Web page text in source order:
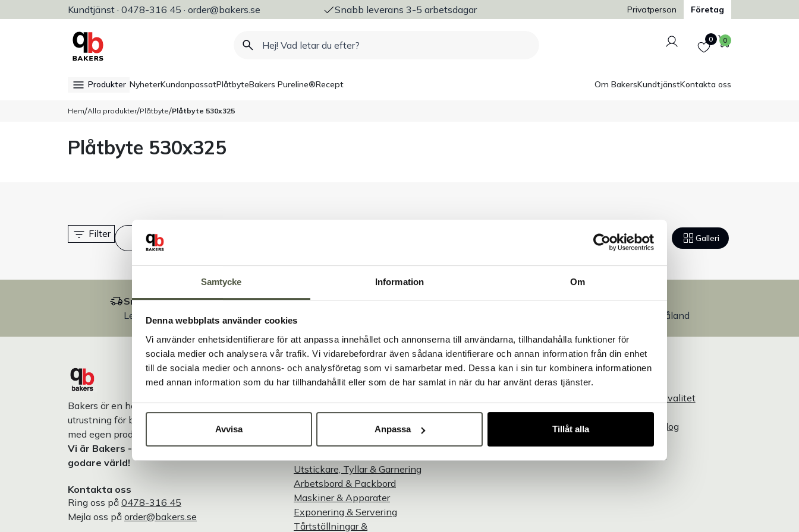
Samtycke Information Om
Denna webbplats använder cookies
Vi använder enhetsidentifierare för att anpassa innehållet och annonserna till användarna, tillhandahålla funktioner för
sociala medier och analysera vår trafik. Vi vidarebefordrar även sådana identifierare och annan information från din enhet
till de sociala medier och annons- och analysföretag som vi samarbetar med. Dessa kan i sin tur kombinera informationen
med annan information som du har tillhandahållit eller som de har samlat in när du har använt deras tjänster.
Avvisa Anpassa Tillåt alla
Kundtjänst · 0478-316 45 · order@bakers.se
Allt för bageri, konditori & restaurang Snabb leverans 3-5 arbetsdagar Trygg och säker betalning
Privatperson Företag
Logga in
Favoriter
0 Varukorg
0
Produkter NyheterKundanpassatPlåtbyteBakers Pureline®Recept Om BakersKundtjänstKontakta oss
Hem/Alla produkter/Plåtbyte/Plåtbyte 530x325
Plåtbyte 530x325
Filter Lista Galleri
Snabb leverans
Leverans inom 3-5 arbetsdagar.
Brett sortiment
Egen produktion
Designat och tillverkat i Småland
Bakers är en helhetsleverantör av professionell
utrustning för bageri, konditori och restaurang –
med egen produktion i Småland.
Vi är Bakers - Tillsammans skapar vi en
godare värld!
Kontakta oss
Ring oss på 0478-316 45
Mejla oss på order@bakers.se
Sortiment
Bageriplåtar & Formar
Tårtringar & Ramar
Utstickare, Tyllar & Garnering
Arbetsbord & Packbord
Maskiner & Apparater
Exponering & Servering
Tårtställningar &
Kundservice
Kontakta oss
Köpvillkor
Information
Hållbarhet och kvalitet
Bakers Pureline
Läs produktkatalog
Välkommen till Bakers!
Handlar du som företag eller privatperson?
Fortsätt som privatperson
Fortsätt som företag